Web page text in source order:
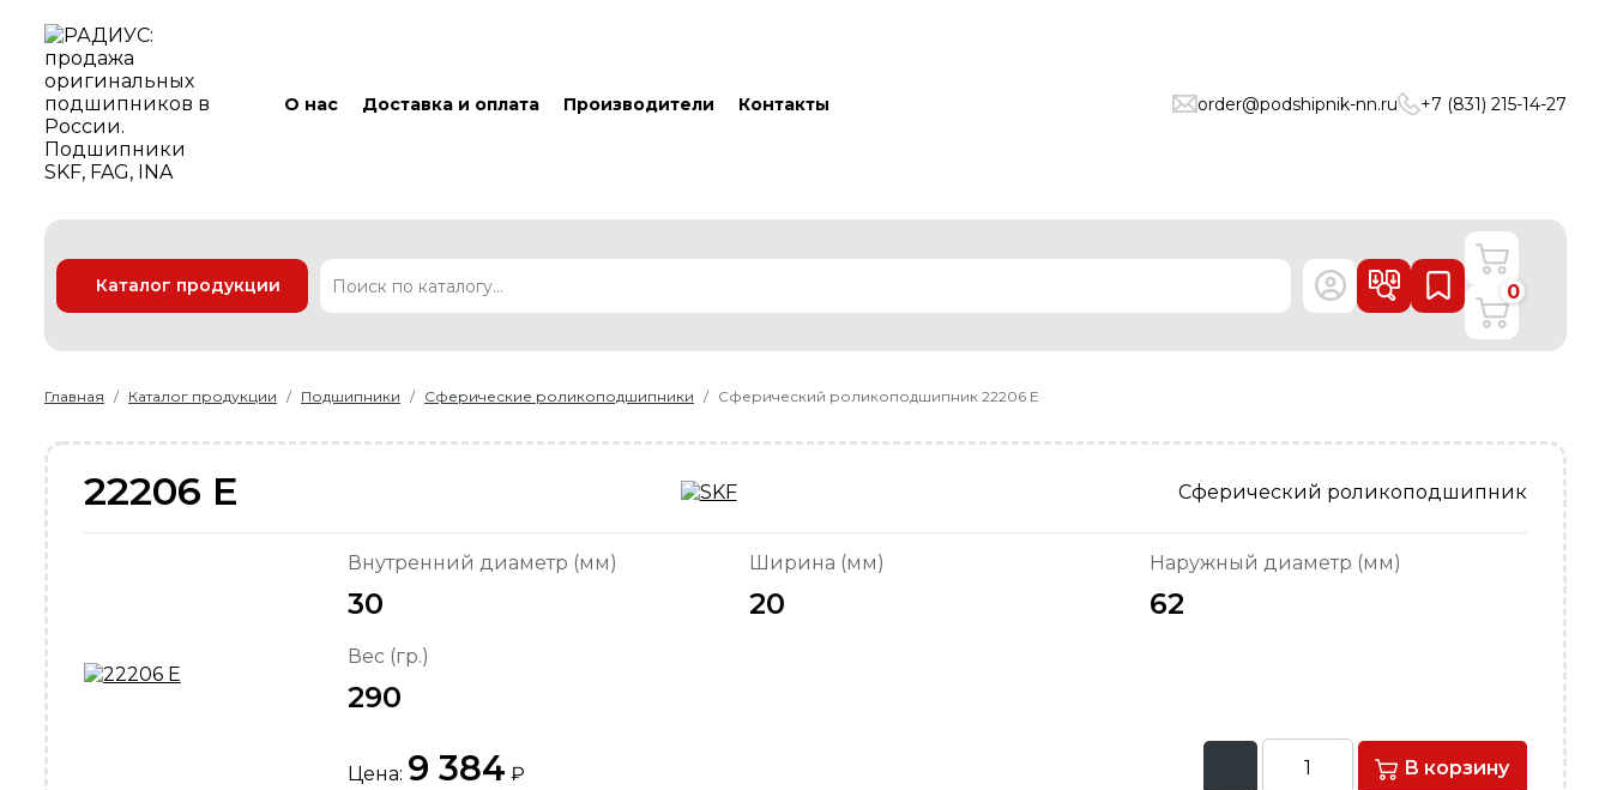
О нас Доставка и оплата Производители Контакты order@podshipnik-nn.ru +7 (831) 215-14-27
Каталог продукции
Уплотнения
0
Главная Каталог продукции Подшипники Сферические роликоподшипники Сферический роликоподшипник 22206 E
22206 E Сферический роликоподшипник
Внутренний диаметр (мм)
30
Ширина (мм)
20
Наружный диаметр (мм)
62
Вес (гр.)
290
Цена: 9 384 ₽ В корзину